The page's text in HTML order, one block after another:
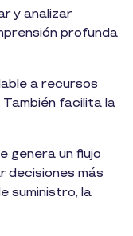
y analizar
profunda
a recursos
facilita la
genera un flujo
decisiones más
suministro, la